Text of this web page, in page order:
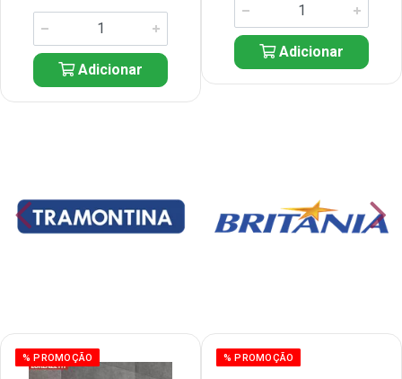
Adicionar
Adicionar
% PROMOÇÃO % PROMOÇÃO